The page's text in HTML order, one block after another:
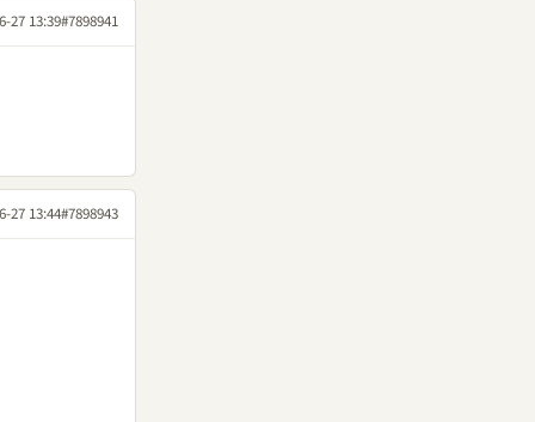
27 13:39#7898941
27 13:44#7898943